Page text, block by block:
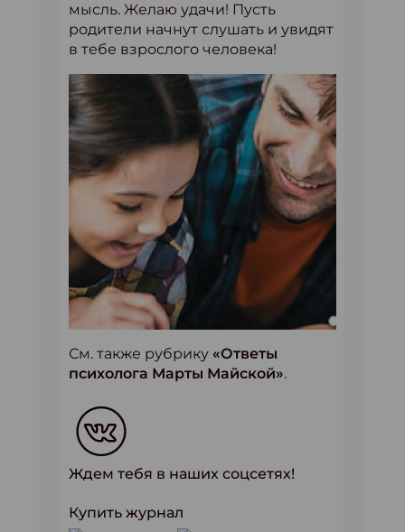
мысль. Желаю удачи! Пусть
родители начнут слушать и увидят
в тебе взрослого человека!
См. также рубрику «Ответы
психолога Марты Майской».
Ждем тебя в наших соцсетях!
Купить журнал